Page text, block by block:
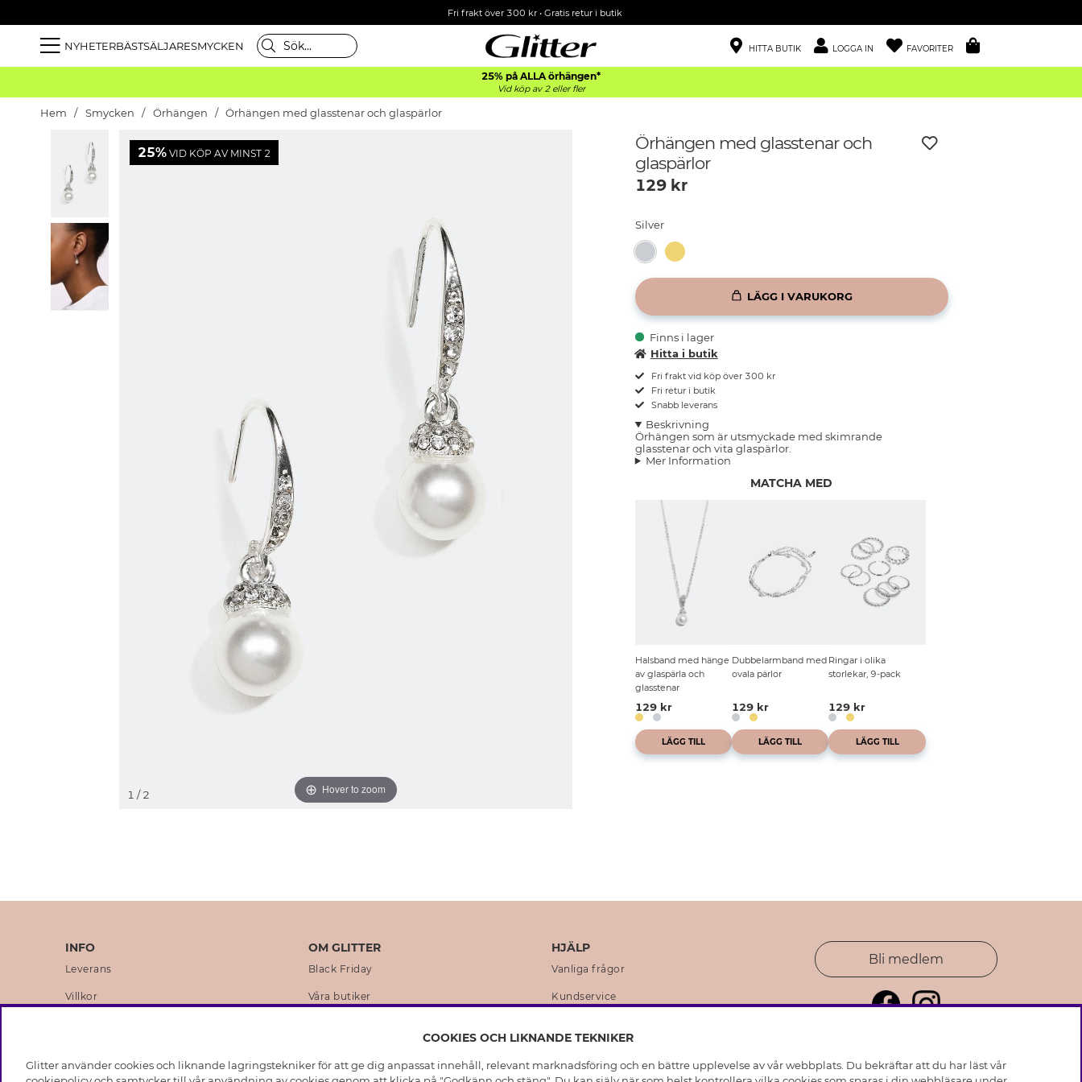
Fri frakt över 300 kr• Gratis retur i butik
NYHETERBÄSTSÄLJARESMYCKEN HITTA BUTIK LOGGA IN FAVORITER
25% på ALLA örhängen*
Vid köp av 2 eller fler
Hem Smycken Örhängen Örhängen med glasstenar och glaspärlor
25% VID KÖP AV MINST 2
Hover to zoom
1 / 2
Örhängen med glasstenar och
glaspärlor
129kr
Silver
LÄGG I VARUKORG
Finns i lager
Hitta i butik
Fri frakt vid köp över 300 kr
Fri retur i butik
Snabb leverans
Beskrivning
Örhängen som är utsmyckade med skimrande
glasstenar och vita glaspärlor.
Mer Information
MATCHA MED
Halsband med hänge
av glaspärla och
glasstenar
129 kr
LÄGG TILL
Dubbelarmband med
ovala pärlor
129 kr
LÄGG TILL
Ringar i olika
storlekar, 9-pack
129 kr
LÄGG TILL
INFO
Leverans
Villkor
Medlemsvillkor
OM GLITTER
Black Friday
Våra butiker
Hållbarhet
HJÄLP
Vanliga frågor
Kundservice
Skötselråd skinnhandskar
Bli medlem
COOKIES OCH LIKNANDE TEKNIKER
Glitter använder cookies och liknande lagringstekniker för att ge dig anpassat innehåll, relevant marknadsföring och en bättre upplevelse av vår webbplats. Du bekräftar att du har läst vår